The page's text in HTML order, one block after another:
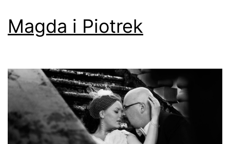
Magda i Piotrek